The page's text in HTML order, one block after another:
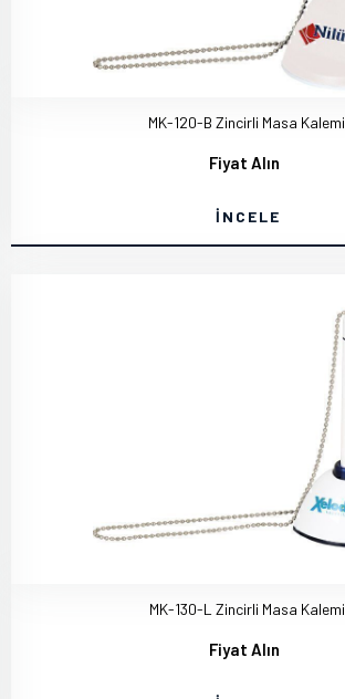
MK-120-B Zincirli Masa Kalemi
Fiyat Alın
İNCELE
MK-130-L Zincirli Masa Kalemi
Fiyat Alın